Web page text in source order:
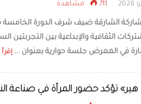
711 مشاهدة
الثقافية والإبداعية بين التجربتين
في المعرض جلسة حوارية بعنوان ... إقرأ
تؤكد حضور المرأة في صناعة